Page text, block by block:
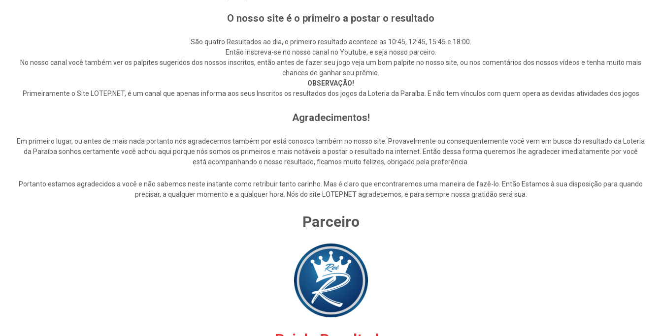
O nosso site é o primeiro a postar o resultado
São quatro Resultados ao dia, o primeiro resultado acontece as 10:45, 12:45, 15:45 e 18:00.
Então inscreva-se no nosso canal no Youtube, e seja nosso parceiro.
No nosso canal você também ver os palpites sugeridos dos nossos inscritos, então antes de fazer seu jogo veja um bom palpite no nosso site, ou nos comentários dos nossos vídeos e tenha muito mais
chances de ganhar seu prêmio.
OBSERVAÇÃO!
Primeiramente o Site LOTEP.NET, é um canal que apenas informa aos seus Inscritos os resultados dos jogos da Loteria da Paraíba. E não tem vínculos com quem opera as devidas atividades dos jogos
Agradecimentos!
Em primeiro lugar, ou antes de mais nada portanto nós agradecemos também por está conosco também no nosso site. Provavelmente ou consequentemente você vem em busca do resultado da Loteria
da Paraíba sonhos certamente você achou aqui porque nós somos os primeiros e mais notáveis a postar o resultado na internet. Então dessa forma queremos lhe agradecer imediatamente por você
está acompanhando o nosso resultado, ficamos muito felizes, obrigado pela preferência.
Portanto estamos agradecidos a você e não sabemos neste instante como retribuir tanto carinho. Mas é claro que encontraremos uma maneira de fazê-lo. Então Estamos à sua disposição para quando
precisar, a qualquer momento e a qualquer hora. Nós do site LOTEP.NET agradecemos, e para sempre nossa gratidão será sua.
Parceiro